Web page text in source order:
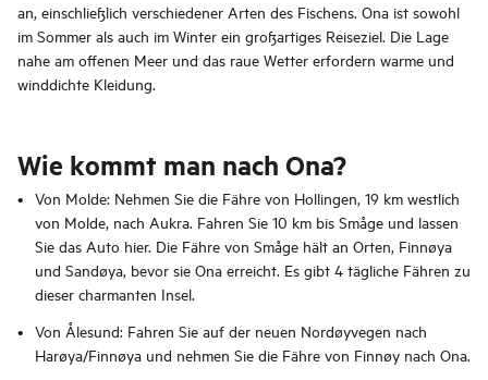
an, einschließlich verschiedener Arten des Fischens. Ona ist sowohl
im Sommer als auch im Winter ein großartiges Reiseziel. Die Lage
nahe am offenen Meer und das raue Wetter erfordern warme und
winddichte Kleidung.
Wie kommt man nach Ona?
Von Molde: Nehmen Sie die Fähre von Hollingen, 19 km westlich
von Molde, nach Aukra. Fahren Sie 10 km bis Småge und lassen
Sie das Auto hier. Die Fähre von Småge hält an Orten, Finnøya
und Sandøya, bevor sie Ona erreicht. Es gibt 4 tägliche Fähren zu
dieser charmanten Insel.
Von Ålesund: Fahren Sie auf der neuen Nordøyvegen nach
Harøya/Finnøya und nehmen Sie die Fähre von Finnøy nach Ona.